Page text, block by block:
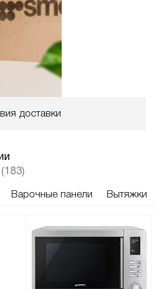
доставки
(183)
Варочные панели Вытяжки